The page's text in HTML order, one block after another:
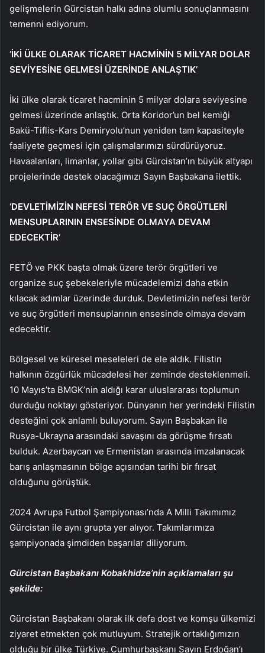
gelişmelerin Gürcistan halkı adına olumlu sonuçlanmasını
temenni ediyorum.
‘İKİ ÜLKE OLARAK TİCARET HACMİNİN 5 MİLYAR DOLAR
SEVİYESİNE GELMESİ ÜZERİNDE ANLAŞTIK’
İki ülke olarak ticaret hacminin 5 milyar dolara seviyesine
gelmesi üzerinde anlaştık. Orta Koridor’un bel kemiği
Bakü-Tiflis-Kars Demiryolu’nun yeniden tam kapasiteyle
faaliyete geçmesi için çalışmalarımızı sürdürüyoruz.
Havaalanları, limanlar, yollar gibi Gürcistan’ın büyük altyapı
projelerinde destek olacağımızı Sayın Başbakana ilettik.
‘DEVLETİMİZİN NEFESİ TERÖR VE SUÇ ÖRGÜTLERİ
MENSUPLARININ ENSESİNDE OLMAYA DEVAM
EDECEKTİR’
FETÖ ve PKK başta olmak üzere terör örgütleri ve
organize suç şebekeleriyle mücadelemizi daha etkin
kılacak adımlar üzerinde durduk. Devletimizin nefesi terör
ve suç örgütleri mensuplarının ensesinde olmaya devam
edecektir.
Bölgesel ve küresel meseleleri de ele aldık. Filistin
halkının özgürlük mücadelesi her zeminde desteklenmeli.
10 Mayıs’ta BMGK’nin aldığı karar uluslararası toplumun
durduğu noktayı gösteriyor. Dünyanın her yerindeki Filistin
desteğini çok anlamlı buluyorum. Sayın Başbakan ile
Rusya-Ukrayna arasındaki savaşını da görüşme fırsatı
bulduk. Azerbaycan ve Ermenistan arasında imzalanacak
barış anlaşmasının bölge açısından tarihi bir fırsat
olduğunu görüştük.
2024 Avrupa Futbol Şampiyonası’nda A Milli Takımımız
Gürcistan ile aynı grupta yer alıyor. Takımlarımıza
şampiyonada şimdiden başarılar diliyorum.
Gürcistan Başbakanı Kobakhidze’nin açıklamaları şu
şekilde:
Gürcistan Başbakanı olarak ilk defa dost ve komşu ülkemizi
ziyaret etmekten çok mutluyum. Stratejik ortaklığımızın
olduğu bir ülke Türkiye. Cumhurbaşkanı Sayın Erdoğan’ı